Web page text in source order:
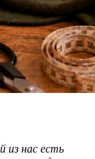
из нас есть